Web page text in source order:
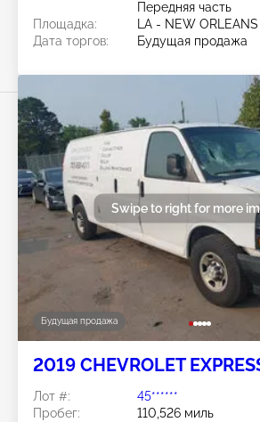
Передняя часть
Площадка:
LA - NEW
Дата торгов:
Будущая продажа
Будущая продажа
Swipe to right for more
2019 CHEVROLET
Лот #:
45******
Пробег:
110,526 миль